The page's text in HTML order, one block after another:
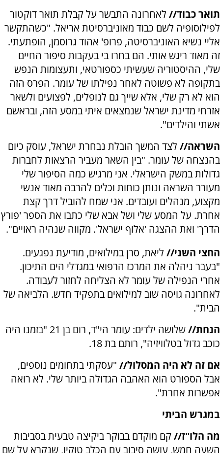
תואר כבוד// לאחרונה התבשר על קבלת תואר דוקטור
לפילוסופיה לשם כבוד מאוניברסיטת אריאל. "כשהתקשר
אליי נשיא האוניברסיטה, פרופ' אהוד גרוסמן, הופתעתי.
זה מאוד ריגש אותי. הם בחרו בי בעקבות סיפור החיים
שלי, ההיסטוריה שעשיתי כספורטאי, ותעצומות הנפש
בתקופה לא פשוטה לאחר נפילתו של עומר. הפרס הזה
הוא לא רק שלי, אלא שייך גם לנופלים, לפצועים ולשאר
אזרחי מדינת ישראל שנמצאים איתי במסע הזה, ובראשם
אשתי והילדים".
השראה// לצד המשך הובלת נבחרת ישראל, עוסק כיום
בהנצחה של עומר. "בין השאר מעביר הרצאות לחברות
גדולות במשק הישראלי. אני מרגיש כמה הסיפור שלי
מעורר השראה ונותן כוחות וכלים להרבה מאוד אנשי
מקצוע, מנהלים ועובדים. אני שמח להוביל דרך קצת
אחרת. על המסע שלי ושל אבא שלי כתבו את הספר 'פורץ
הדרך' ואת ההצגה 'אלוף ישראל'. מקווה שנהיה ראויים".
החצי השני// ליאת, סרן במילואים, מודיעת נפגעים.
"בעבר ניהלה את המרכז הרפואי במגדלי הים התיכון.
אחרי הנפילה של עומר לא הצליחה לחזור לעבודה.
לאחרונה גויסה שוב למילואים בתפקיד חדש. הלביאה של
הבית".
הנחת//
שלושה ילדים: עומר הי"ד, רום בן 21 "בזמנו היה
כוכב גדול בטלוויזיה", רותם בת 18.
אם זה לא היה המסלול// "עסקתי בתחומים נוספים,
אבל הספורט הוא האהבה הגדולה ביותר שלי. לא רואה
אפשרות אחרת".
במגרש הביתי
מה הלו"ז//קם מוקדם בבוקר ביקיצה טבעית בסביבות
השעה חמש, עושה סיבוב עם הכלב טוקיו, שנקרא על שם